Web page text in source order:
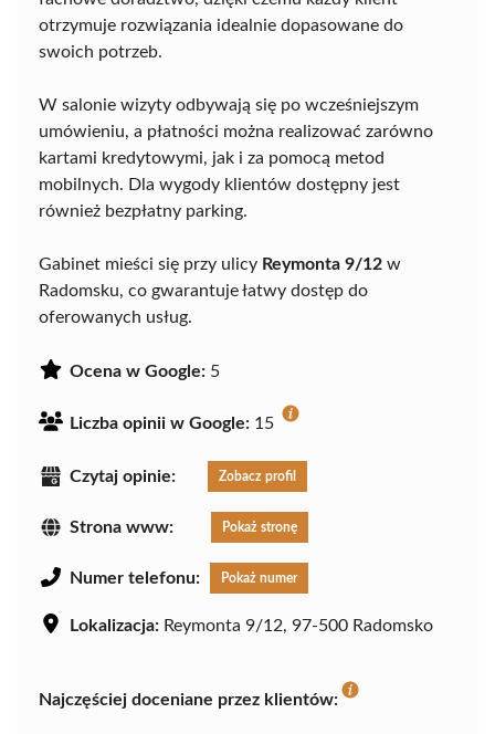
otrzymuje rozwiązania idealnie dopasowane do
swoich potrzeb.
W salonie wizyty odbywają się po wcześniejszym
umówieniu, a płatności można realizować zarówno
kartami kredytowymi, jak i za pomocą metod
mobilnych. Dla wygody klientów dostępny jest
również bezpłatny parking.
Gabinet mieści się przy ulicy Reymonta 9/12 w
Radomsku, co gwarantuje łatwy dostęp do
oferowanych usług.
Ocena w Google: 5
Liczba opinii w Google: 15
Czytaj opinie: Zobacz profil
Strona www: Pokaż stronę
Numer telefonu: Pokaż numer
Lokalizacja: Reymonta 9/12, 97-500 Radomsko
Najczęściej doceniane przez klientów: